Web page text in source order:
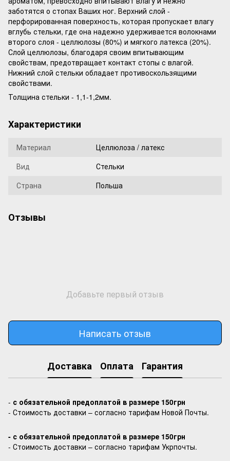
заботятся о стопах Ваших ног. Верхний слой -
перфорированная поверхность, которая пропускает влагу
вглубь стельки, где она надежно удерживается волокнами
второго слоя - целлюлозы (80%) и мягкого латекса (20%).
Слой целлюлозы, благодаря своим впитывающим
свойствам, предотвращает контакт стопы с влагой.
Нижний слой стельки обладает противоскользящими
свойствами.
Толщина стельки - 1,1-1,2мм.
Характеристики
Материал
Целлюлоза / латекс
Вид
Стельки
Страна
Польша
Отзывы
Добавьте первый отзыв
Написать отзыв
Доставка Оплата Гарантия
- с обязательной предоплатой в размере 150грн
- Стоимость доставки – согласно тарифам Новой Почты.
- с обязательной предоплатой в размере 150грн
- Стоимость доставки – согласно тарифам Укрпочты.